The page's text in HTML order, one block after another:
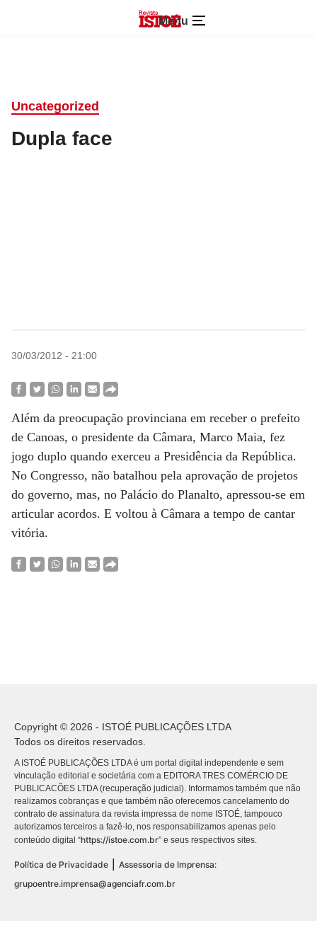
Menu
Uncategorized
Dupla face
30/03/2012 - 21:00
Além da preocupação provinciana em receber o prefeito
de Canoas, o presidente da Câmara, Marco Maia, fez
jogo duplo quando exerceu a Presidência da República.
No Congresso, não batalhou pela aprovação de projetos
do governo, mas, no Palácio do Planalto, apressou-se em
articular acordos. E voltou à Câmara a tempo de cantar
vitória.
Copyright © 2026 - ISTOÉ PUBLICAÇÕES LTDA
Todos os direitos reservados.
A ISTOÉ PUBLICAÇÕES LTDA é um portal digital independente e sem
vinculação editorial e societária com a EDITORA TRES COMÉRCIO DE
PUBLICACÕES LTDA (recuperação judicial). Informamos também que não
realizamos cobranças e que também não oferecemos cancelamento do
contrato de assinatura da revista impressa de nome ISTOÉ, tampouco
autorizamos terceiros a fazê-lo, nos responsabilizamos apenas pelo
conteúdo digital “https://istoe.com.br” e seus respectivos sites.
Política de Privacidade
Assessoria de Imprensa:
grupoentre.imprensa@agenciafr.com.br